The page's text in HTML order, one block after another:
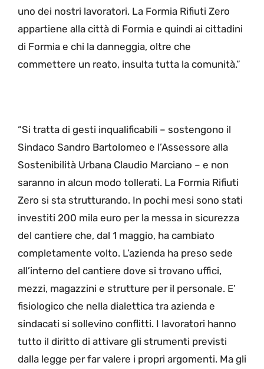
uno dei nostri lavoratori. La Formia Rifiuti Zero
appartiene alla città di Formia e quindi ai cittadini
di Formia e chi la danneggia, oltre che
commettere un reato, insulta tutta la comunità.”
“Si tratta di gesti inqualificabili – sostengono il
Sindaco Sandro Bartolomeo e l’Assessore alla
Sostenibilità Urbana Claudio Marciano – e non
saranno in alcun modo tollerati. La Formia Rifiuti
Zero si sta strutturando. In pochi mesi sono stati
investiti 200 mila euro per la messa in sicurezza
del cantiere che, dal 1 maggio, ha cambiato
completamente volto. L’azienda ha preso sede
all’interno del cantiere dove si trovano uffici,
mezzi, magazzini e strutture per il personale. E’
fisiologico che nella dialettica tra azienda e
sindacati si sollevino conflitti. I lavoratori hanno
tutto il diritto di attivare gli strumenti previsti
dalla legge per far valere i propri argomenti. Ma gli